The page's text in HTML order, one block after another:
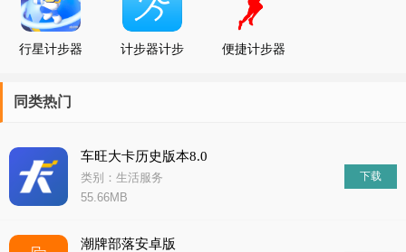
力。计步软件通常会提供数据分析功能，让用户可以了解自己的运
动量和健康状况，及时调整自己的运动计划和生活方式。计
行星计步器
计步器计步 便捷计步器
同类热门
车旺大卡历史版本8.0
类别：生活服务
55.66MB
下载
潮牌部落安卓版